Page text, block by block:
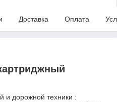
Доставка Оплата
и дорожной техники :